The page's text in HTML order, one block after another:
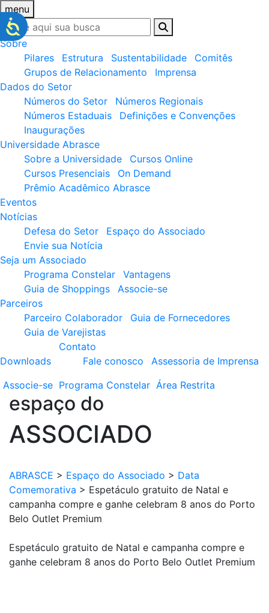
menu
Sobre
Pilares
Estrutura Sustentabilidade
Comitês
Grupos de Relacionamento
Imprensa
Dados do Setor
Números do Setor
Números Regionais
Números Estaduais
Definições e Convenções
Inaugurações
Universidade Abrasce
Sobre a Universidade
Cursos Online
Cursos Presenciais
On Demand
Prêmio Acadêmico Abrasce
Eventos
Notícias
Defesa do Setor
Espaço do Associado
Envie sua Notícia
Seja um Associado
Programa Constelar
Vantagens
Guia de Shoppings
Associe-se
Parceiros
Parceiro Colaborador
Guia de Fornecedores
Guia de Varejistas
Downloads
Contato
Fale conosco
Assessoria de Imprensa
Associe-se Programa Constelar Área Restrita
espaço do
ASSOCIADO
ABRASCE > Espaço do Associado > Data
Comemorativa > Espetáculo gratuito de Natal e
campanha compre e ganhe celebram 8 anos do Porto
Belo Outlet Premium
Espetáculo gratuito de Natal e campanha compre e
ganhe celebram 8 anos do Porto Belo Outlet Premium